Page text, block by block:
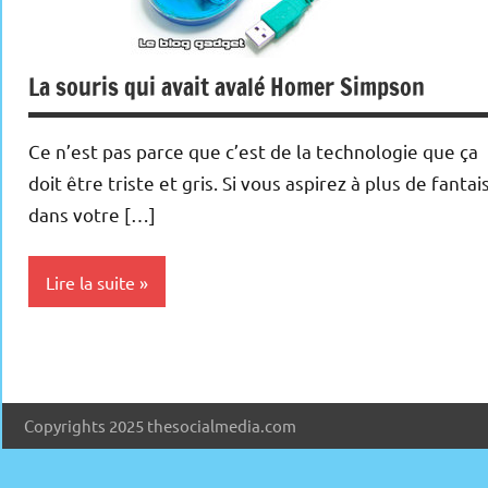
La souris qui avait avalé Homer Simpson
Ce n’est pas parce que c’est de la technologie que ça
doit être triste et gris. Si vous aspirez à plus de
dans votre […]
Lire la suite
Copyrights 2025 thesocialmedia.com